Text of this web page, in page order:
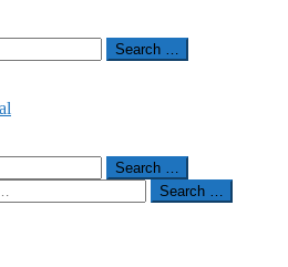
Search …
Search …
Search …